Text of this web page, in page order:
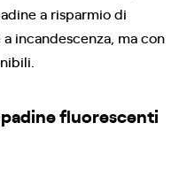
a risparmio di
incandescenza, ma con
fluorescenti